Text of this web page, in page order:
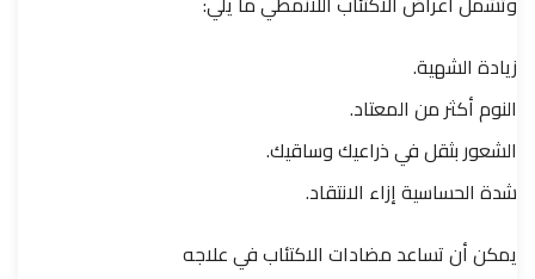
زيادة الشهية.
النوم أكثر من المعتاد.
الشعور بثقل في ذراعيك وساقيك.
شدة الحساسية إزاء الانتقاد.
يمكن أن تساعد مضادات الاكتئاب في علاجه